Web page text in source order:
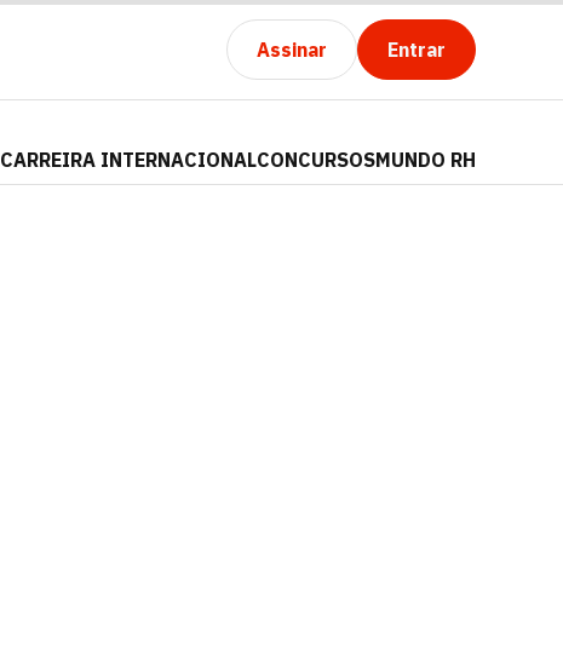
Assinar Entrar
CARREIRA INTERNACIONALCONCURSOSMUNDO RH